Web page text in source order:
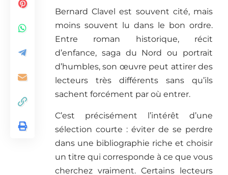
Bernard Clavel est souvent cité, mais
moins souvent lu dans le bon ordre.
Entre roman historique, récit
d’enfance, saga du Nord ou portrait
d’humbles, son œuvre peut attirer des
lecteurs très différents sans qu’ils
sachent forcément par où entrer.
C’est précisément l’intérêt d’une
sélection courte : éviter de se perdre
dans une bibliographie riche et choisir
un titre qui corresponde à ce que vous
cherchez vraiment. Certains lecteurs